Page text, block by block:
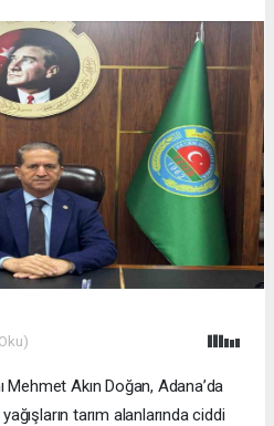
Mehmet Akın Doğan, Adana’da
tarım alanlarında ciddi